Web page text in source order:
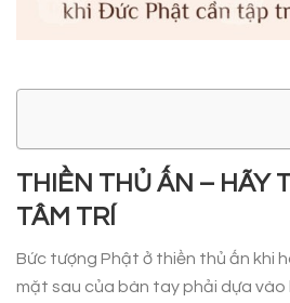
THIỀN THỦ ẤN – HÃY
TÂM TRÍ
Bức tượng Phật ở thiền thủ ấn khi
mặt sau của bàn tay phải dựa